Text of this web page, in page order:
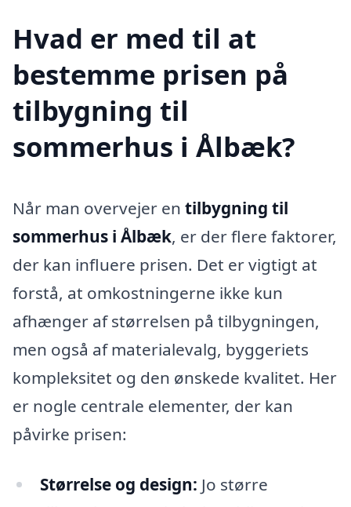
Hvad er med til at
bestemme prisen på
tilbygning til
sommerhus i Ålbæk?
Når man overvejer en tilbygning til
sommerhus i Ålbæk, er der flere faktorer,
der kan influere prisen. Det er vigtigt at
forstå, at omkostningerne ikke kun
afhænger af størrelsen på tilbygningen,
men også af materialevalg, byggeriets
kompleksitet og den ønskede kvalitet. Her
er nogle centrale elementer, der kan
påvirke prisen:
Størrelse og design: Jo større